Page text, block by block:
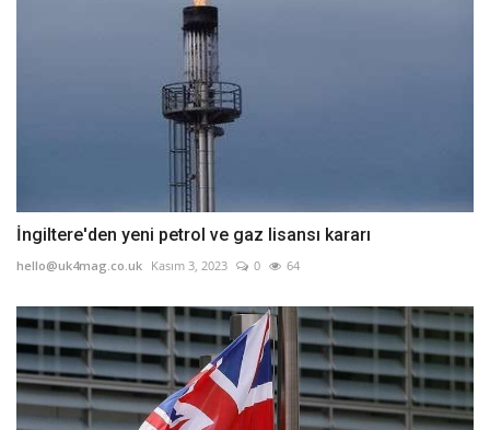
İngiltere'den yeni petrol ve gaz lisansı kararı
hello@uk4mag.co.uk Kasım 3, 2023 0 64